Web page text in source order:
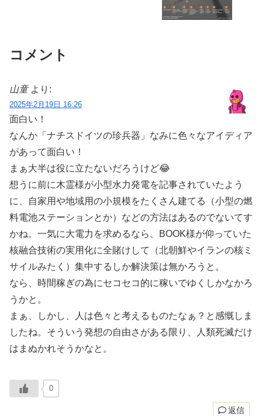
コメント
山童 より:
2025年2月19日 16:26
面白い！
なんか「ナチスドイツの珍兵器」なみに色々なアイディア
があって面白い！
まぁ大半は役に立たないだろうけど😂
想うに前に木霊様が小型水力発電を記事されていたよう
に、自家用や地域用の小規模をたくさん建てる（小型の燃
料電池ステーションとか）などの方法はあるのでないてす
かね。一気に大電力を求めるなら、BOOK様が仰っていた
核融合技術の実用化に全賭けして（北朝鮮やイランの核ミ
サイルみたく）集中するしか解決策は無かろうと。
なら、時間稼ぎの為にセコセコ的に稼いでゆくしかなかろ
うかと。
まぁ、しかし、人は色々と考えるものたなぁ？と感慨しま
したね。そういう発想の自由さがある限り、人類死滅だけ
はまぬかれそうかなと。
0
返信